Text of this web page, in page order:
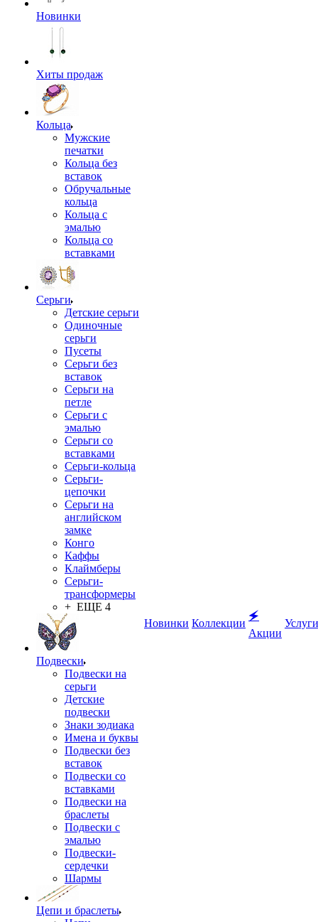
Новинки
Хиты продаж
Кольца
Мужские
печатки
Кольца без
вставок
Обручальные
кольца
Кольца с
эмалью
Кольца со
вставками
Серьги
Детские серьги
Одиночные
серьги
Пусеты
Серьги без
вставок
Серьги на
петле
Серьги с
эмалью
Серьги со
вставками
Серьги-кольца
Серьги-
цепочки
Серьги на
английском
замке
Конго
Каффы
Клаймберы
Серьги-
трансформеры
+ ЕЩЕ 4
Подвески
Подвески на
серьги
Детские
подвески
Знаки зодиака
Имена и буквы
Подвески без
вставок
Подвески со
вставками
Подвески на
браслеты
Подвески с
эмалью
Подвески-
сердечки
Шармы
Цепи и браслеты
Новинки Коллекции
🗲
Акции
Услуги